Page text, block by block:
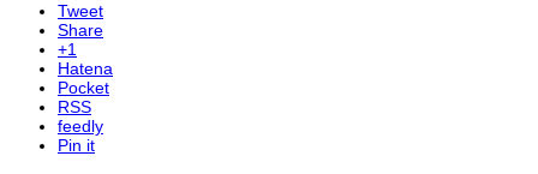
Tweet
Share
+1
Hatena
Pocket
RSS
feedly
Pin it